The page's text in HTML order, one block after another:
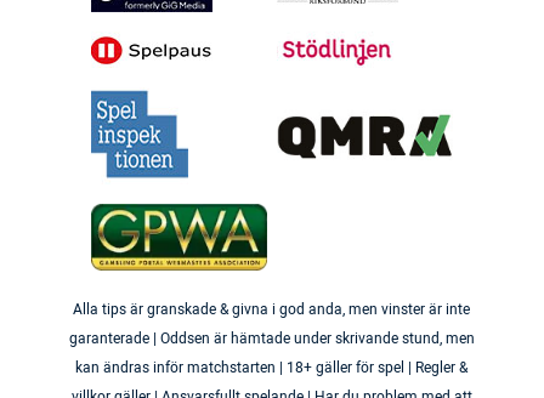
Alla tips är granskade & givna i god anda, men vinster är inte
garanterade | Oddsen är hämtade under skrivande stund, men
kan ändras inför matchstarten | 18+ gäller för spel | Regler &